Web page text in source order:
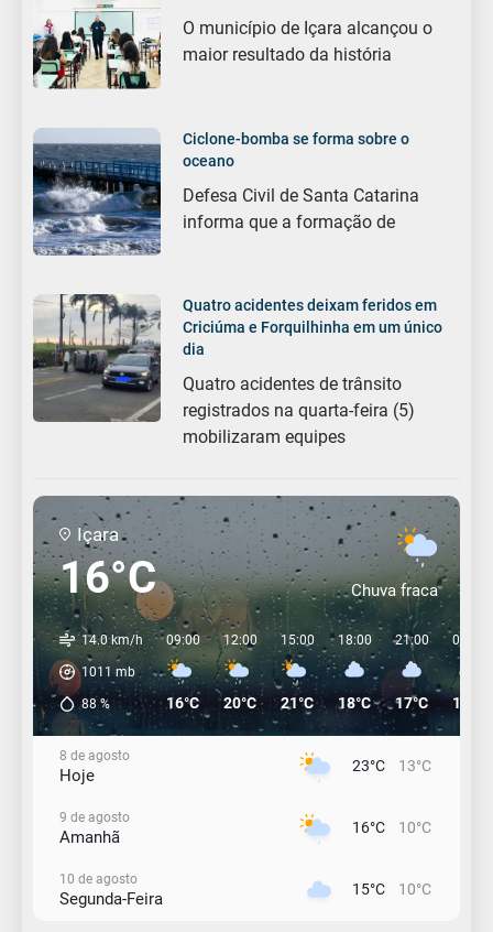
O município de Içara alcançou o
maior resultado da história
Ciclone-bomba se forma sobre o
oceano
Defesa Civil de Santa Catarina
informa que a formação de
Quatro acidentes deixam feridos em
Criciúma e Forquilhinha em um único
dia
Quatro acidentes de trânsito
registrados na quarta-feira (5)
mobilizaram equipes
Içara
16°C Chuva fraca
14.0 km/h
1011 mb
88%
09:00
16°C
12:00
20°C
15:00
21°C
18:00
18°C
21:00
17°C
00:00
16°C
8 de agosto
Hoje 23°C 13°C
9 de agosto
Amanhã 16°C 10°C
10 de agosto
Segunda-Feira 15°C 10°C